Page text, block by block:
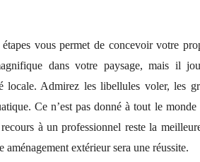
étapes vous permet de concevoir votre
dans votre paysage, mais il
locale. Admirez les libellules voler, les
Ce n’est pas donné à tout le
à un professionnel reste la
aménagement extérieur sera une réussite.